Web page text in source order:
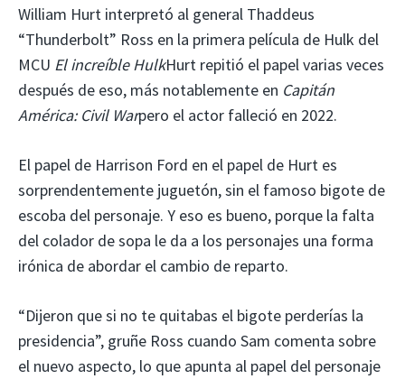
William Hurt interpretó al general Thaddeus
“Thunderbolt” Ross en la primera película de Hulk del
MCU El increíble HulkHurt repitió el papel varias veces
después de eso, más notablemente en Capitán
América: Civil Warpero el actor falleció en 2022.
El papel de Harrison Ford en el papel de Hurt es
sorprendentemente juguetón, sin el famoso bigote de
escoba del personaje. Y eso es bueno, porque la falta
del colador de sopa le da a los personajes una forma
irónica de abordar el cambio de reparto.
“Dijeron que si no te quitabas el bigote perderías la
presidencia”, gruñe Ross cuando Sam comenta sobre
el nuevo aspecto, lo que apunta al papel del personaje